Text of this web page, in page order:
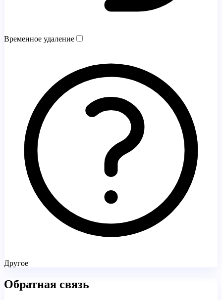
Временное удаление
Другое
Обратная связь